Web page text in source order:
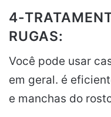
4-
RUGAS:
Você pode usar
em geral. é
e manchas do